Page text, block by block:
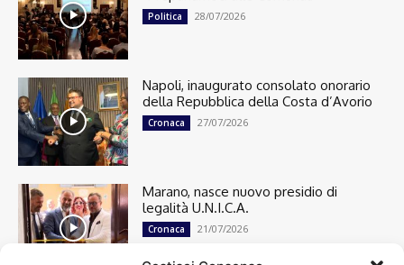
Politica 28/07/2026
Napoli, inaugurato consolato onorario
della Repubblica della Costa d’Avorio
Cronaca 27/07/2026
Marano, nasce nuovo presidio di
legalità U.N.I.C.A.
Cronaca 21/07/2026